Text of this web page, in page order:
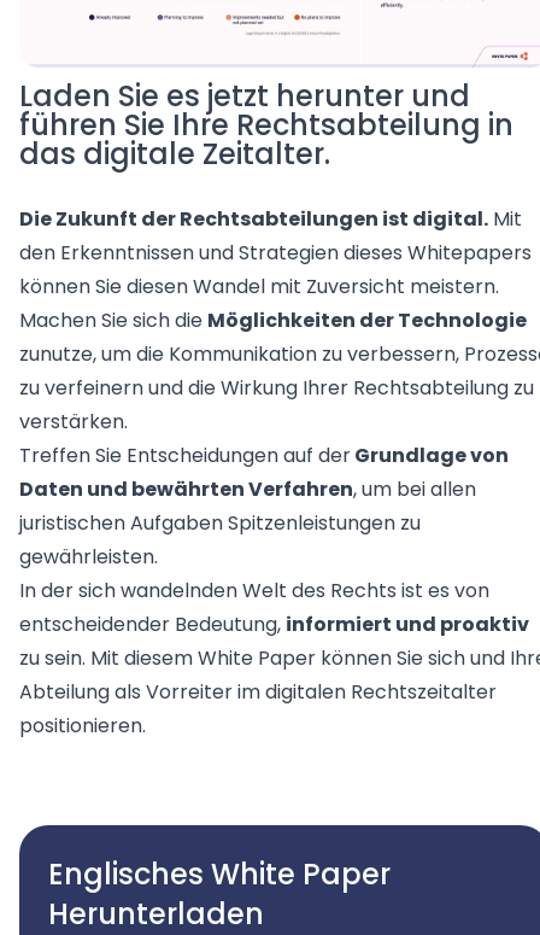
Laden Sie es jetzt herunter und
führen Sie Ihre Rechtsabteilung in
das digitale Zeitalter.
Die Zukunft der Rechtsabteilungen ist digital. Mit
den Erkenntnissen und Strategien dieses Whitepapers
können Sie diesen Wandel mit Zuversicht meistern.
Machen Sie sich die Möglichkeiten der Technologie
zunutze, um die Kommunikation zu verbessern,
zu verfeinern und die Wirkung Ihrer Rechtsabteilung zu
verstärken.
Treffen Sie Entscheidungen auf derGrundlage von
Daten und bewährten Verfahren, um bei allen
juristischen Aufgaben Spitzenleistungen zu
gewährleisten.
In der sich wandelnden Welt des Rechts ist es von
entscheidender Bedeutung, informiert und proaktiv
zu sein. Mit diesem White Paper können Sie sich und
Abteilung als Vorreiter im digitalen Rechtszeitalter
positionieren.
Englisches White Paper
Herunterladen